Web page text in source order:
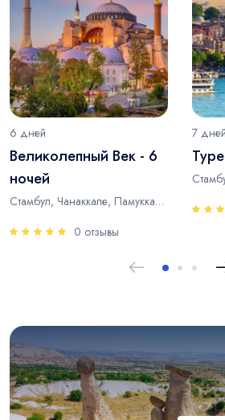
6 дней
Великолепный Век - 6
ночей
Стамбул, Чанаккале, Памуккале, Анталья
0 отзывы
7 дней